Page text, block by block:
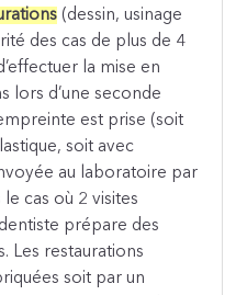
(dessin, usinage
des cas de plus de 4
la mise en
lors d’une seconde
est prise (soit
soit avec
au laboratoire par
cas où 2 visites
prépare des
Les restaurations
soit par un